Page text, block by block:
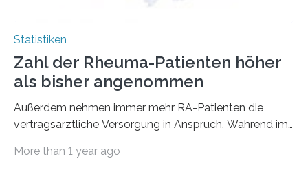
Statistiken
Zahl der Rheuma-Patienten höher
als bisher angenommen
Außerdem nehmen immer mehr RA-Patienten die
vertragsärztliche Versorgung in Anspruch. Während im
More than 1 year ago